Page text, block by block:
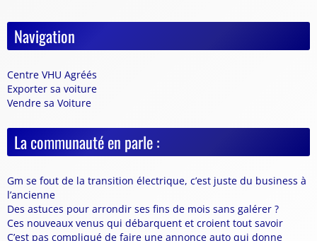
Navigation
Centre VHU Agréés
Exporter sa voiture
Vendre sa Voiture
La communauté en parle :
Gm se fout de la transition électrique, c’est juste du business à
l’ancienne
Des astuces pour arrondir ses fins de mois sans galérer ?
Ces nouveaux venus qui débarquent et croient tout savoir
C’est pas compliqué de faire une annonce auto qui donne